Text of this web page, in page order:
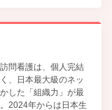
問看護は、個人完結
、日本最大級のネッ
した「組織力」が最
2024年からは日本生